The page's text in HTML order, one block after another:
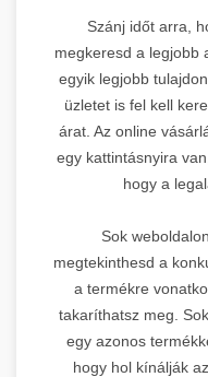
Szánj időt arra,
megkeresd a legjobb
egyik legjobb
üzletet is fel kell
árat. Az online
egy kattintásnyira
hogy a
Sok
megtekinthesd a
a termékre
takaríthatsz meg.
egy azonos
hogy hol kínálják